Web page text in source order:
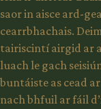
saor in aisce ard-
cearrbhachais.
tairiscintí airgid ar
luach le gach
buntáiste as cead
nach bhfuil ar fáil